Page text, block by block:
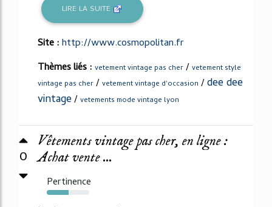
LIRE LA SUITE
Site :http://www.cosmopolitan.fr
Thèmes liés : vetement vintage pas cher / vetement style
vintage pas cher / vetement vintage d'occasion /dee dee
vintage/ vetements mode vintage lyon
0
Vêtements vintage pas cher, en ligne :
Achat vente ...
Pertinence
52%